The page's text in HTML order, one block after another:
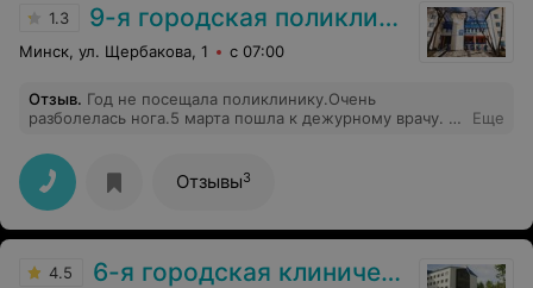
1.3 9-я городская поликлиника
Минск, ул. Щербакова, 1 с 07:00
Отзыв. Год не посещала поликлинику.Очень
разболелась нога.5 марта пошла к дежурному врачу. В
что услышала от врача, почему пришли сегодня,надо
приходить в рабочие дни.Вот такое отнашение к
пациентам.
Еще
Отзывы3
4.5 6-я городская клиническая больница